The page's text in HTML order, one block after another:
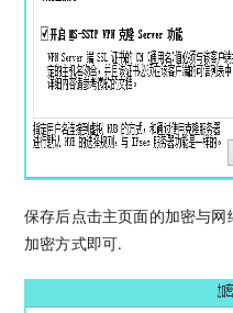
保存后点击主页面的加密与
加密方式即可.